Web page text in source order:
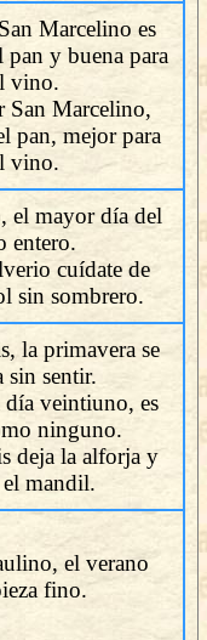
Marcelino es
pan y buena para
vino.
San Marcelino,
pan, mejor para
vino.
el mayor día del
entero.
cuídate de
sin sombrero.
la primavera se
sin sentir.
veintiuno, es
ninguno.
deja la alforja y
mandil.
el verano
fino.